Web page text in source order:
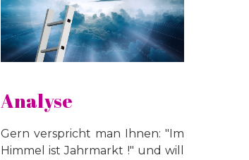
Analyse
Gern verspricht man Ihnen: "Im
Himmel ist Jahrmarkt !" und will